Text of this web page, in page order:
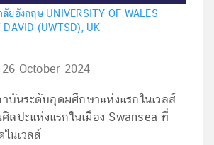
ยอังกฤษ UNIVERSITY OF WALES
DAVID (UWTSD), UK
October 2024
าบันระดับอุดมศึกษาแห่งแรกในเวลส์
ศิลปะแห่งแรกในเมือง Swansea ที่
นเวลส์